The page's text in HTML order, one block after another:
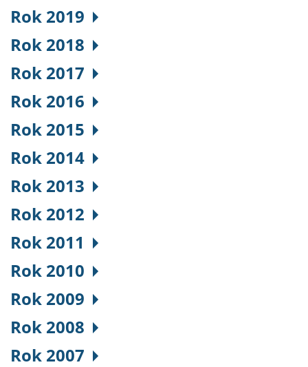
Rok 2019
Rok 2018
Rok 2017
Rok 2016
Rok 2015
Rok 2014
Rok 2013
Rok 2012
Rok 2011
Rok 2010
Rok 2009
Rok 2008
Rok 2007